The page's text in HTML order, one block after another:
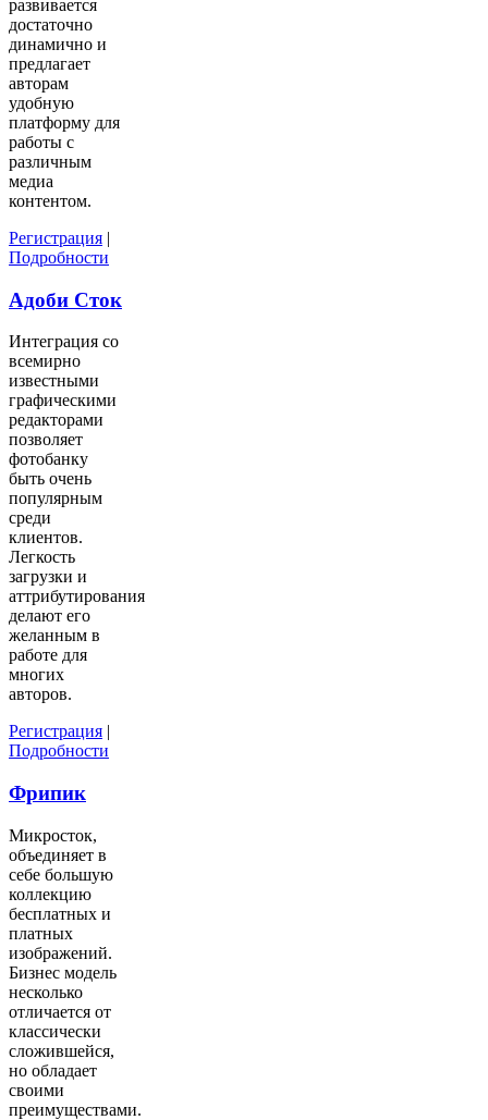
развивается
достаточно
динамично и
предлагает
авторам
удобную
платформу для
работы с
различным
медиа
контентом.
Регистрация |
Подробности
Адоби Сток
Интеграция со
всемирно
известными
графическими
редакторами
позволяет
фотобанку
быть очень
популярным
среди
клиентов.
Легкость
загрузки и
аттрибутирования
делают его
желанным в
работе для
многих
авторов.
Регистрация |
Подробности
Фрипик
Микросток,
объединяет в
себе большую
коллекцию
бесплатных и
платных
изображений.
Бизнес модель
несколько
отличается от
классически
сложившейся,
но обладает
своими
преимуществами.